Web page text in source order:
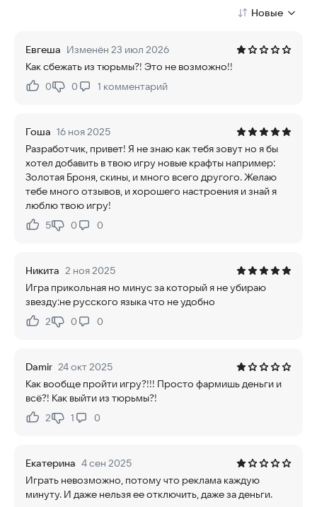
Новые
Евгеша Изменён 23 июл 2026
Как сбежать из тюрьмы?! Это не возможно!!
Нравится:
0Не нравится:
0 1 комментарий
Гоша 16 ноя 2025
Разработчик, привет! Я не знаю как тебя зовут но я бы
хотел добавить в твою игру новые крафты например:
Золотая Броня, скины, и много всего другого. Желаю
тебе много отзывов, и хорошего настроения и знай я
люблю твою игру!
Нравится:
5Не нравится:
0 0
Никита 2 ноя 2025
Игра прикольная но минус за который я не убираю
звезду:не русского языка что не удобно
Нравится:
2Не нравится:
0 0
Damir 24 окт 2025
Как вообще пройти игру?!!! Просто фармишь деньги и
всё?! Как выйти из тюрьмы?!
Нравится:
2Не нравится:
1 0
Екатерина 4 сен 2025
Играть невозможно, потому что реклама каждую
минуту. И даже нельзя ее отключить, даже за деньги.